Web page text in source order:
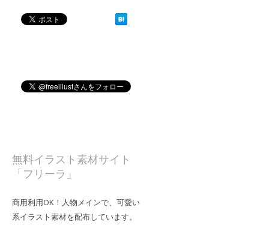
無料イラスト素材サイト
「フリーラ」
商用利用OK！人物メインで、可愛い
系イラスト素材を配布しています。